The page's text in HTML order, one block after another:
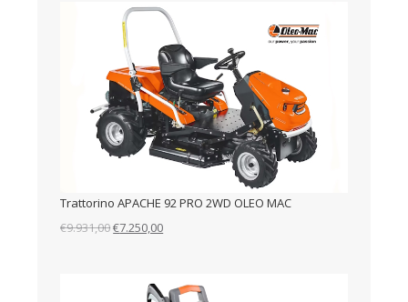
Trattorino APACHE 92 PRO 2WD OLEO MAC
€9.931,00Il
€7.250,00Il
è: